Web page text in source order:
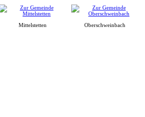
Mittelstetten Oberschweinbach